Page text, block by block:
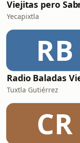
Yecapixtla
RB
Tuxtla Gutiérrez
CR